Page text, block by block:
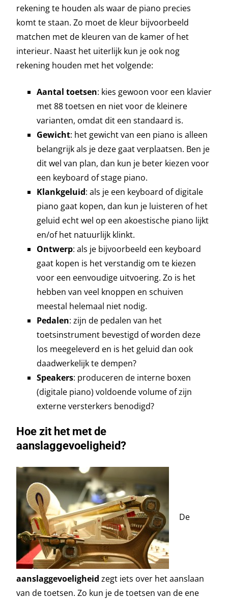
rekening te houden als waar de piano precies
komt te staan. Zo moet de kleur bijvoorbeeld
matchen met de kleuren van de kamer of het
interieur. Naast het uiterlijk kun je ook nog
rekening houden met het volgende:
Aantal toetsen: kies gewoon voor een klavier
met 88 toetsen en niet voor de kleinere
varianten, omdat dit een standaard is.
Gewicht: het gewicht van een piano is alleen
belangrijk als je deze gaat verplaatsen. Ben je
dit wel van plan, dan kun je beter kiezen voor
een keyboard of stage piano.
Klankgeluid: als je een keyboard of digitale
piano gaat kopen, dan kun je luisteren of het
geluid echt wel op een akoestische piano lijkt
en/of het natuurlijk klinkt.
Ontwerp: als je bijvoorbeeld een keyboard
gaat kopen is het verstandig om te kiezen
voor een eenvoudige uitvoering. Zo is het
hebben van veel knoppen en schuiven
meestal helemaal niet nodig.
Pedalen: zijn de pedalen van het
toetsinstrument bevestigd of worden deze
los meegeleverd en is het geluid dan ook
daadwerkelijk te dempen?
Speakers: produceren de interne boxen
(digitale piano) voldoende volume of zijn
externe versterkers benodigd?
Hoe zit het met de
aanslaggevoeligheid?
De
aanslaggevoeligheid zegt iets over het aanslaan
van de toetsen. Zo kun je de toetsen van de ene